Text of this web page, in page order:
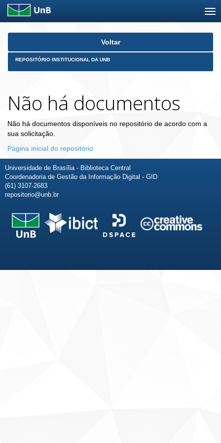
Skip
Voltar
REPOSITÓRIO INSTITUCIONAL DA UNB
Não há documentos
Não há documentos disponíveis no repositório de acordo com a
sua solicitação.
Página inicial do repositório
Universidade de Brasília - Biblioteca Central
Coordenadoria de Gestão da Informação Digital - GID
(61) 3107-2683
repositorio@unb.br